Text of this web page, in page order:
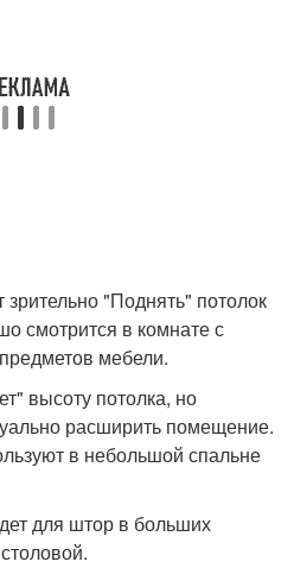
зрительно "Поднять" потолок
смотрится в комнате с
мебели.
высоту потолка, но
расширить помещение.
в небольшой спальне
для штор в больших